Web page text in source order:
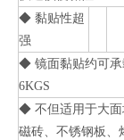
◆ 黏贴性超
强
◆ 镜面黏贴约可承
6KGS
◆ 不但适用于大面
磁砖、不锈钢板、